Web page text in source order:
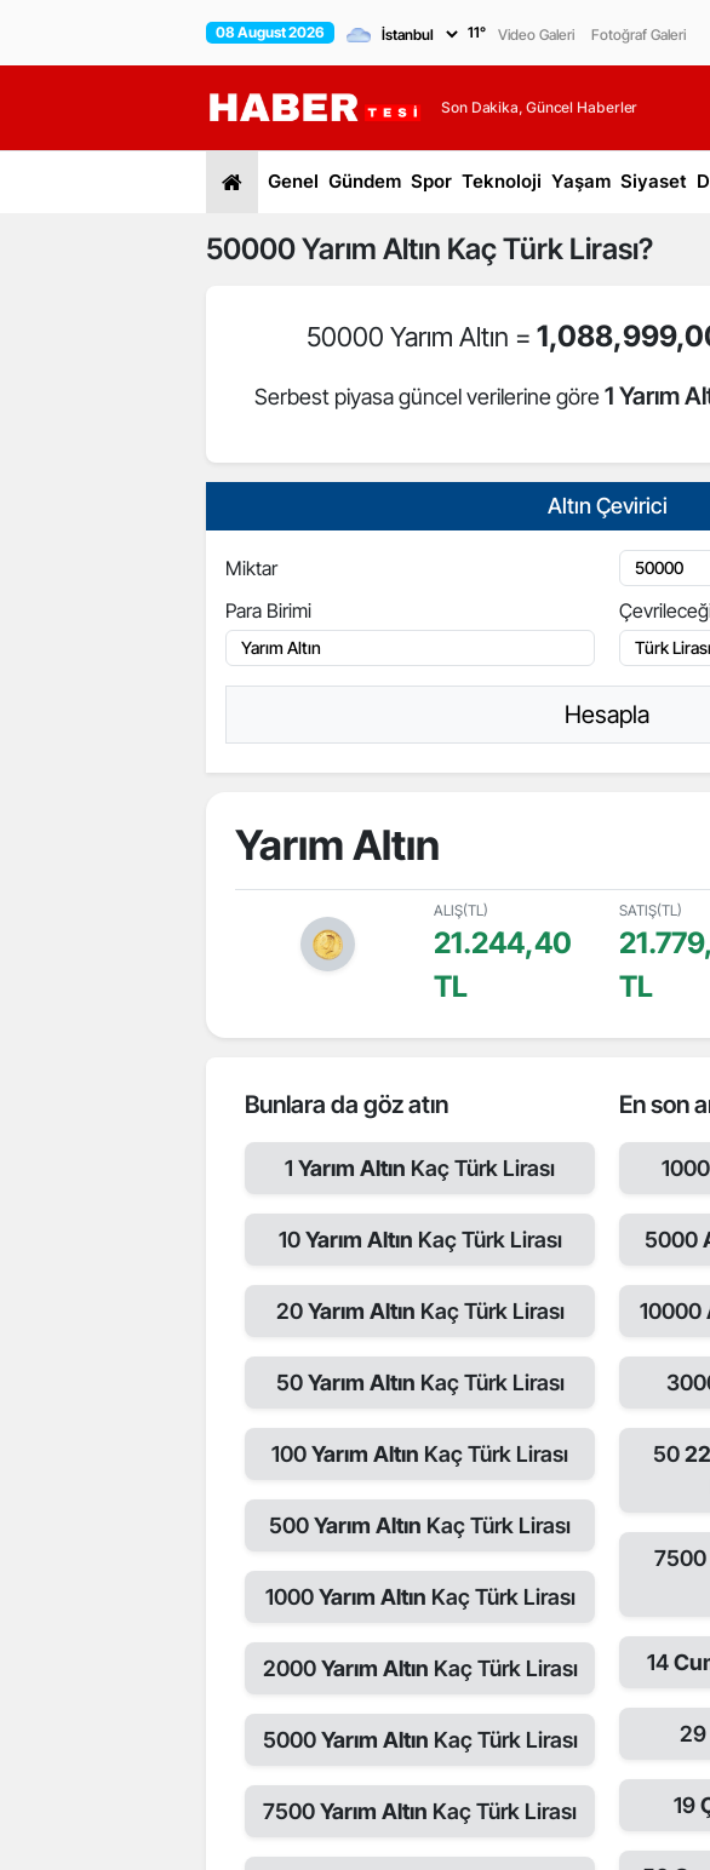
08 August 2026 11° Video Galeri Fotoğraf Galeri
Son Dakika, Güncel Haberler
Genel Gündem Spor Teknoloji Yaşam Siyaset
50000Yarım Altın Kaç Türk Lirası?
50000 Yarım Altın =
Serbest piyasa güncel verilerine göre 1 Yarım
Altın Çevirici
Miktar
Para Birimi
Hesapla
Yarım Altın
ALIŞ(TL)
21.244,40
TL
SATIŞ(TL)
TL
Bunlara da göz atın
1Yarım Altın Kaç Türk Lirası
10Yarım Altın Kaç Türk Lirası
20Yarım Altın Kaç Türk Lirası
50Yarım Altın Kaç Türk Lirası
100Yarım Altın Kaç Türk Lirası
500Yarım Altın Kaç Türk Lirası
1000Yarım Altın Kaç Türk Lirası
2000Yarım Altın Kaç Türk Lirası
5000Yarım Altın Kaç Türk Lirası
7500Yarım Altın Kaç Türk Lirası
En son
5000
10000
50
7500
14
29
19